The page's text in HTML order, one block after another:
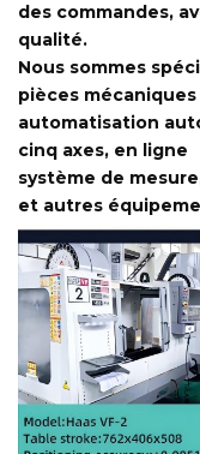
des commandes,
qualité.
Nous sommes
pièces
automatisation
cinq axes, en ligne
système de
et autres